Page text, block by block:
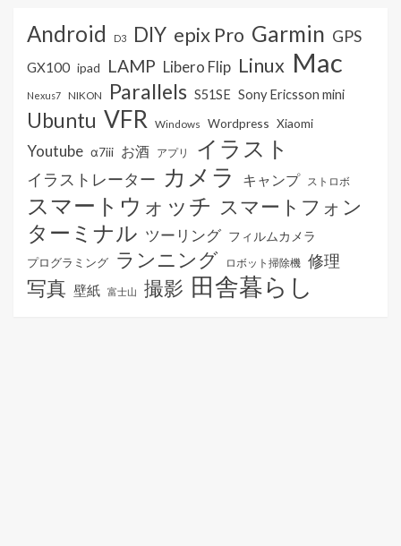
Android D3 DIY epix Pro Garmin GPS
GX100 ipad LAMP Libero Flip Linux Mac
Nexus7 NIKON Parallels S51SE Sony Ericsson mini
Ubuntu VFR Windows Wordpress Xiaomi
Youtube α7iii お酒 アプリ イラスト
イラストレーター カメラ キャンプ ストロボ
スマートウォッチ スマートフォン
ターミナル ツーリング フィルムカメラ
プログラミング ランニング ロボット掃除機 修理
写真 壁紙 富士山 撮影 田舎暮らし